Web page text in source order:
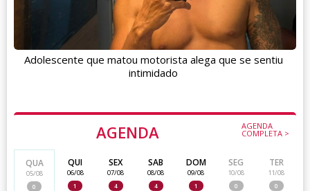
AGENDA AGENDA
COMPLETA >
QUA
05/08
0
QUI
06/08
1
SEX
07/08
4
SAB
08/08
4
DOM
09/08
1
SEG
10/08
0
TER
11/08
0
Adolescente que matou motorista alega que se sentiu
intimidado